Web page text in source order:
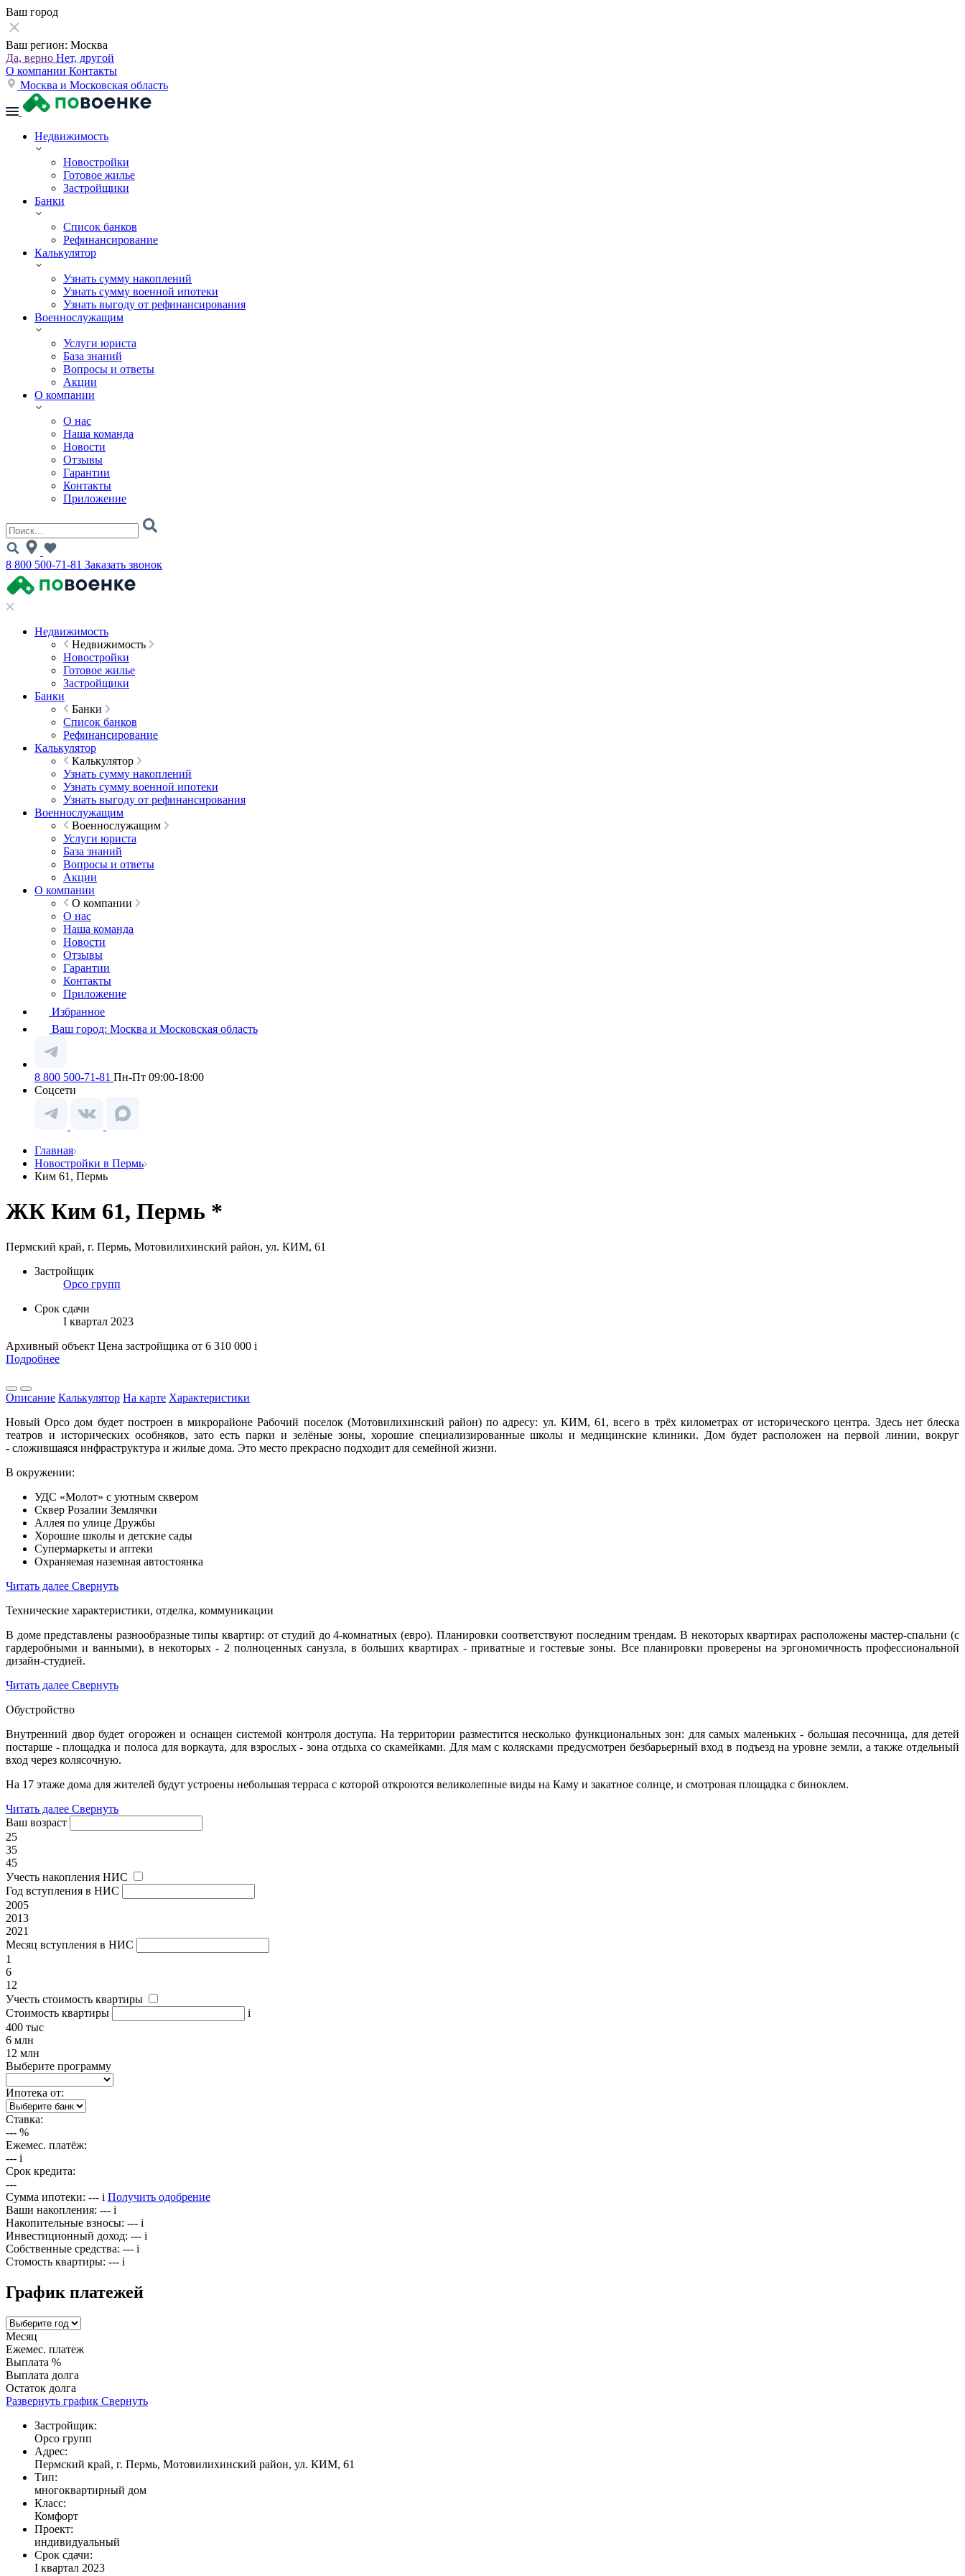
Ваш город
Ваш регион: Москва
Да, верно Нет, другой
О компании Контакты
Москва и Московская область
Недвижимость
Новостройки
Готовое жилье
Застройщики
Банки
Список банков
Рефинансирование
Калькулятор
Узнать сумму накоплений
Узнать сумму военной ипотеки
Узнать выгоду от рефинансирования
Военнослужащим
Услуги юриста
База знаний
Вопросы и ответы
Акции
О компании
О нас
Наша команда
Новости
Отзывы
Гарантии
Контакты
Приложение
8 800 500-71-81 Заказать звонок
Недвижимость
Недвижимость
Новостройки
Готовое жилье
Застройщики
Банки
Банки
Список банков
Рефинансирование
Калькулятор
Калькулятор
Узнать сумму накоплений
Узнать сумму военной ипотеки
Узнать выгоду от рефинансирования
Военнослужащим
Военнослужащим
Услуги юриста
База знаний
Вопросы и ответы
Акции
О компании
О компании
О нас
Наша команда
Новости
Отзывы
Гарантии
Контакты
Приложение
Избранное
Ваш город: Москва и Московская область
8 800 500-71-81 Пн-Пт 09:00-18:00
Соцсети
Главная
Новостройки в Пермь
Ким 61, Пермь
ЖК Ким 61, Пермь *
Пермский край, г. Пермь, Мотовилихинский район, ул. КИМ, 61
Застройщик
Орсо групп
Срок сдачи
I квартал 2023
Архивный объект Цена застройщика от 6 310 000 i
Подробнее
Описание Калькулятор На карте Характеристики
Новый Орсо дом будет построен в микрорайоне Рабочий поселок (Мотовилихинский район) по адресу: ул. КИМ, 61, всего в трёх километрах от исторического центра. Здесь нет блеска
театров и исторических особняков, зато есть парки и зелёные зоны, хорошие специализированные школы и медицинские клиники. Дом будет расположен на первой линии, вокруг
- сложившаяся инфраструктура и жилые дома. Это место прекрасно подходит для семейной жизни.
В окружении:
УДС «Молот» с уютным сквером
Сквер Розалии Землячки
Аллея по улице Дружбы
Хорошие школы и детские сады
Супермаркеты и аптеки
Охраняемая наземная автостоянка
Читать далее Свернуть
Технические характеристики, отделка, коммуникации
В доме представлены разнообразные типы квартир: от студий до 4-комнатных (евро). Планировки соответствуют последним трендам. В некоторых квартирах расположены мастер-спальни (с
гардеробными и ванными), в некоторых - 2 полноценных санузла, в больших квартирах - приватные и гостевые зоны. Все планировки проверены на эргономичность профессиональной
дизайн-студией.
Читать далее Свернуть
Обустройство
Внутренний двор будет огорожен и оснащен системой контроля доступа. На территории разместится несколько функциональных зон: для самых маленьких - большая песочница, для детей
постарше - площадка и полоса для воркаута, для взрослых - зона отдыха со скамейками. Для мам с колясками предусмотрен безбарьерный вход в подъезд на уровне земли, а также отдельный
вход через колясочную.
На 17 этаже дома для жителей будут устроены небольшая терраса с которой откроются великолепные виды на Каму и закатное солнце, и смотровая площадка с биноклем.
Читать далее Свернуть
Ваш возраст
25
35
45
Учесть накопления НИС
Год вступления в НИС
2005
2013
2021
Месяц вступления в НИС
1
6
12
Учесть стоимость квартиры
Стоимость квартиры
i
400 тыс
6 млн
12 млн
Выберите программу
Ипотека от:
Ставка:
--- %
Ежемес. платёж:
--- i
Срок кредита:
---
Сумма ипотеки: --- i Получить одобрение
Ваши накопления: --- i
Накопительные взносы: --- i
Инвестиционный доход: --- i
Собственные средства: --- i
Стомость квартиры: --- i
График платежей
Месяц
Ежемес. платеж
Выплата %
Выплата долга
Остаток долга
Развернуть график Свернуть
Застройщик:
Орсо групп
Адрес:
Пермский край, г. Пермь, Мотовилихинский район, ул. КИМ, 61
Тип:
многоквартирный дом
Класс:
Комфорт
Проект:
индивидуальный
Срок сдачи:
I квартал 2023